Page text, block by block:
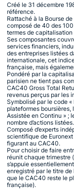
Créé le 31 décembre
référence.
Rattaché à la Bourse
composé de 40 des
termes de
Ses composantes
services financiers,
des entreprises listées
internationale, cet
française, mais
Pondéré par la
parisien ne tient pas
CAC40 Gross Total
revenus perçus par les
Symbolisé par le code «
plateformes boursières,
Assistée en Continu » ;
nombre d’actions listées.
Composé d’experts
scientifique de
figurant au CAC40.
Pour choisir de faire
réunit chaque trimestre
s’appuie
enregistré par le titre de
que le CAC40 reste le
française).